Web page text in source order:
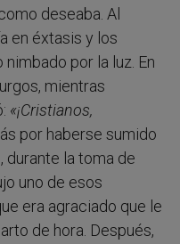
deseaba. Al
en éxtasis y los
por la luz. En
mientras
«¡Cristianos,
por haberse sumido
durante la toma de
uno de esos
era agraciado que le
de hora. Después,